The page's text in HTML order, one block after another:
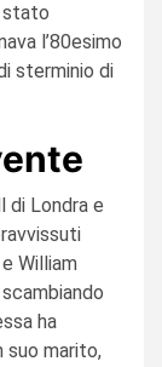
stato
l’80esimo
sterminio di
di Londra e
William
ha
suo marito,